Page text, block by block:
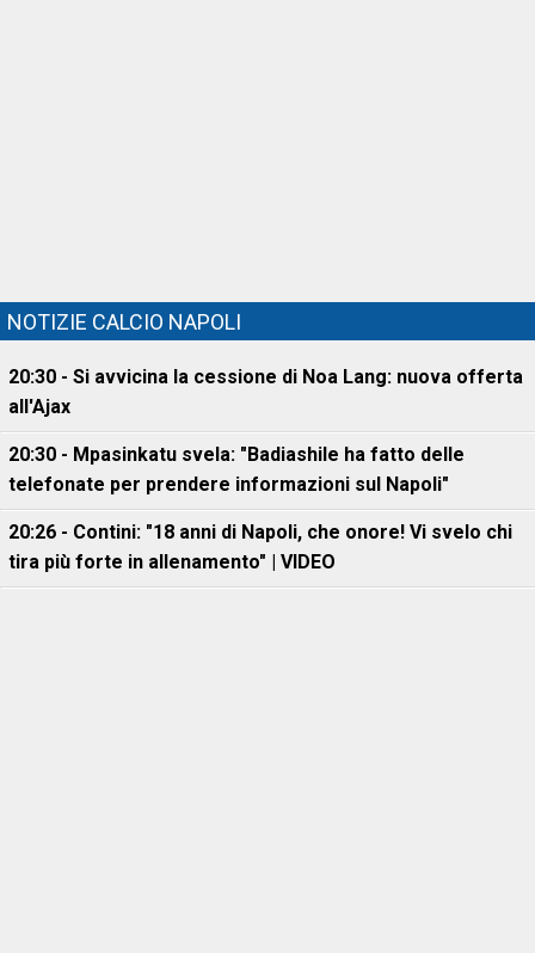
NOTIZIE CALCIO NAPOLI
20:30 - Si avvicina la cessione di Noa Lang: nuova offerta
all'Ajax
20:30 - Mpasinkatu svela: "Badiashile ha fatto delle
telefonate per prendere informazioni sul Napoli"
20:26 - Contini: "18 anni di Napoli, che onore! Vi svelo chi
tira più forte in allenamento" | VIDEO